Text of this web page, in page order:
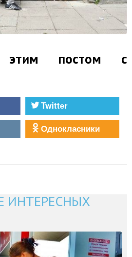
этим постом с
Twitter
Однокласники
ИНТЕРЕСНЫХ